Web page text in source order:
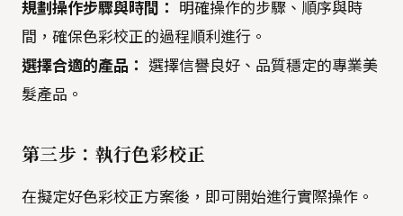
規劃操作步驟與時間：
明確操作的步驟、順序與時
間，確保色彩校正的過程順利進行。
選擇合適的產品：
選擇信譽良好、品質穩定的專業美
髮產品。
第三步：執行色彩校正
在擬定好色彩校正方案後，即可開始進行實際操作。